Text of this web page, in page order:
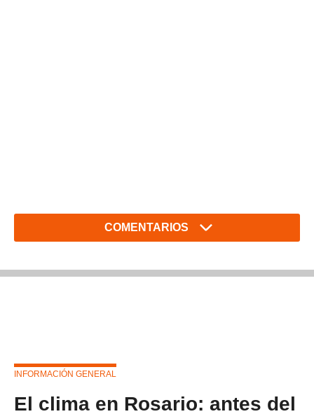
COMENTARIOS